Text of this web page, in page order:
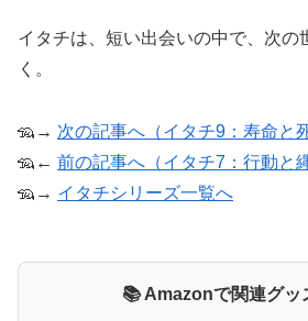
イタチは、短い出会いの中で、次の
く。
🦡→ 次の記事へ（イタチ9：寿命と
🦡← 前の記事へ（イタチ7：行動と
🦡→ イタチシリーズ一覧へ
📚 Amazonで関連グッ